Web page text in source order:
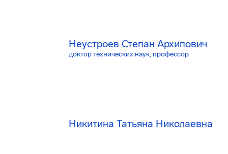
Неустроев Степан Архипович
доктор технических наук, профессор
Никитина Татьяна Николаевна